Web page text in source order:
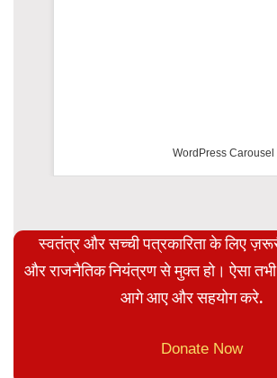
WordPress Carousel
स्वतंत्र और सच्ची पत्रकारिता के लिए
और राजनैतिक नियंत्रण से मुक्त हो। ऐसा
आगे आए और सहयोग करे.
Donate Now